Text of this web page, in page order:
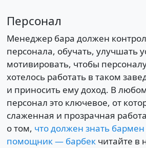
Персонал
Менеджер бара должен
персонала, обучать, улучшать
мотивировать, чтобы
хотелось работать в таком
и приносить ему доход. В
персонал это ключевое, от
слаженная и прозрачная
о том, что должен знать бармен
помощник — барбекчитайте в